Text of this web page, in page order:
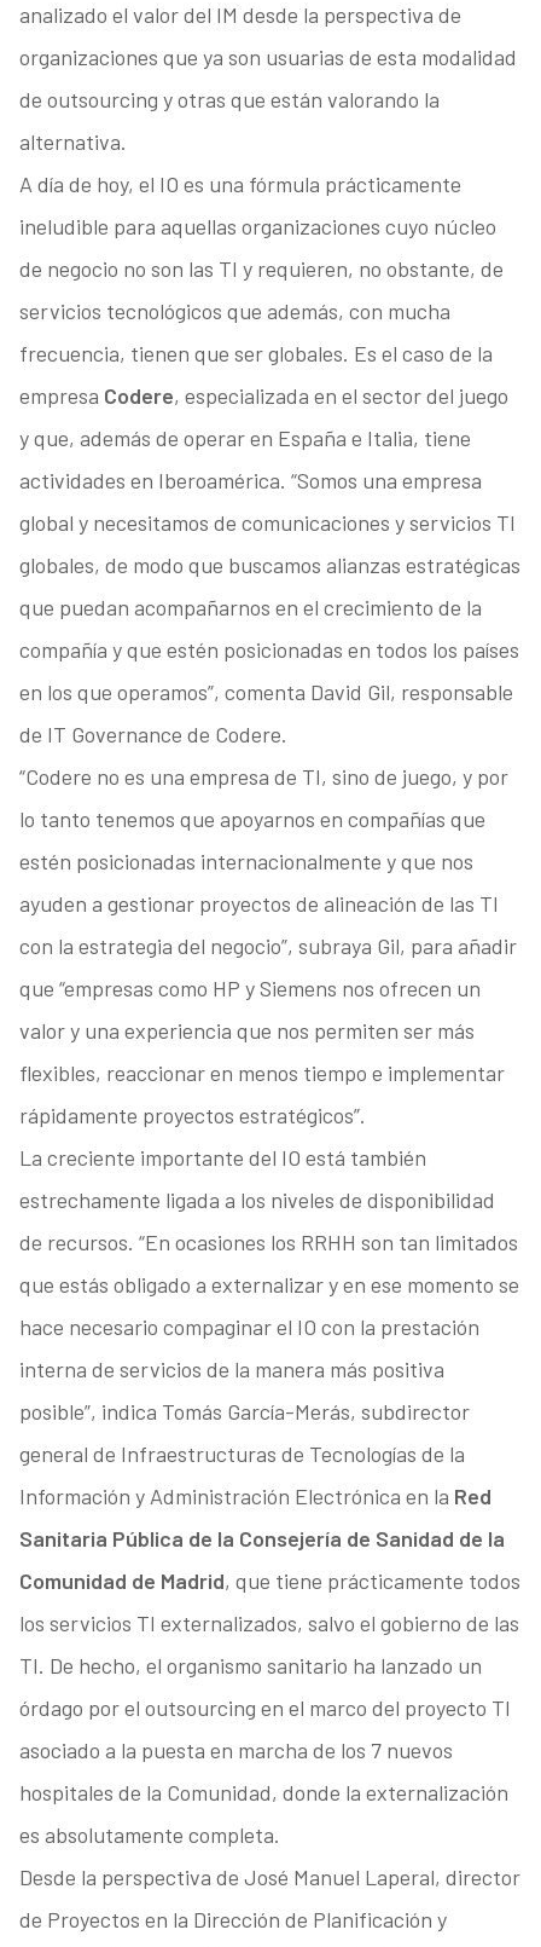
analizado el valor del IM desde la perspectiva de
organizaciones que ya son usuarias de esta modalidad
de outsourcing y otras que están valorando la
alternativa.
A día de hoy, el IO es una fórmula prácticamente
ineludible para aquellas organizaciones cuyo núcleo
de negocio no son las TI y requieren, no obstante, de
servicios tecnológicos que además, con mucha
frecuencia, tienen que ser globales. Es el caso de la
empresa Codere, especializada en el sector del juego
y que, además de operar en España e Italia, tiene
actividades en Iberoamérica. “Somos una empresa
global y necesitamos de comunicaciones y servicios TI
globales, de modo que buscamos alianzas estratégicas
que puedan acompañarnos en el crecimiento de la
compañía y que estén posicionadas en todos los países
en los que operamos”, comenta David Gil, responsable
de IT Governance de Codere.
“Codere no es una empresa de TI, sino de juego, y por
lo tanto tenemos que apoyarnos en compañías que
estén posicionadas internacionalmente y que nos
ayuden a gestionar proyectos de alineación de las TI
con la estrategia del negocio”, subraya Gil, para añadir
que “empresas como HP y Siemens nos ofrecen un
valor y una experiencia que nos permiten ser más
flexibles, reaccionar en menos tiempo e implementar
rápidamente proyectos estratégicos”.
La creciente importante del IO está también
estrechamente ligada a los niveles de disponibilidad
de recursos. “En ocasiones los RRHH son tan limitados
que estás obligado a externalizar y en ese momento se
hace necesario compaginar el IO con la prestación
interna de servicios de la manera más positiva
posible”, indica Tomás García-Merás, subdirector
general de Infraestructuras de Tecnologías de la
Información y Administración Electrónica en la Red
Sanitaria Pública de la Consejería de Sanidad de la
Comunidad de Madrid, que tiene prácticamente todos
los servicios TI externalizados, salvo el gobierno de las
TI. De hecho, el organismo sanitario ha lanzado un
órdago por el outsourcing en el marco del proyecto TI
asociado a la puesta en marcha de los 7 nuevos
hospitales de la Comunidad, donde la externalización
es absolutamente completa.
Desde la perspectiva de José Manuel Laperal, director
de Proyectos en la Dirección de Planificación y